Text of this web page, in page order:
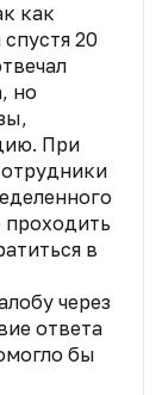
как
20
но
При
в
через
ответа
бы